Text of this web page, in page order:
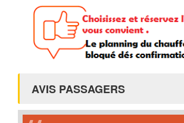
AVIS PASSAGERS